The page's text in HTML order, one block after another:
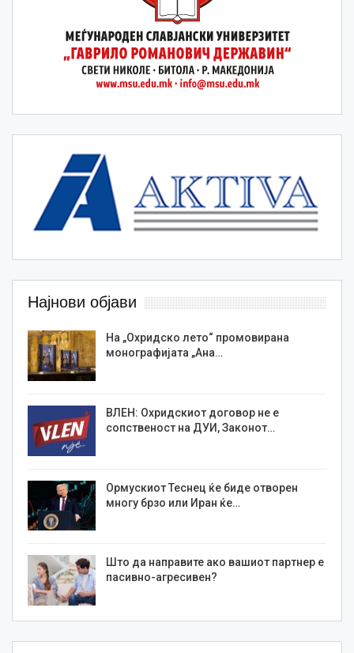
Најнови објави
На „Охридско лето“ промовирана
монографијата „Ана…
ВЛЕН: Охридскиот договор не е
сопственост на ДУИ, Законот…
Ормускиот Теснец ќе биде отворен
многу брзо или Иран ќе…
Што да направите ако вашиот партнер е
пасивно-агресивен?